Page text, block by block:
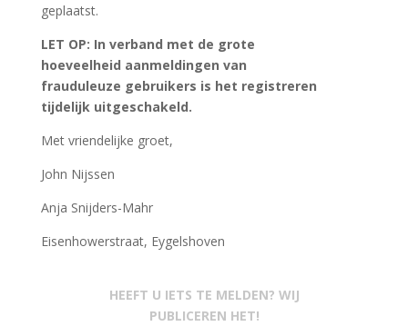
geplaatst.
LET OP: In verband met de grote
hoeveelheid aanmeldingen van
frauduleuze gebruikers is het registreren
tijdelijk uitgeschakeld.
Met vriendelijke groet,
John Nijssen
Anja Snijders-Mahr
Eisenhowerstraat, Eygelshoven
HEEFT U IETS TE MELDEN? WIJ
PUBLICEREN HET!